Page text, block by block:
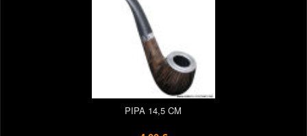
PIPA 14,5 CM